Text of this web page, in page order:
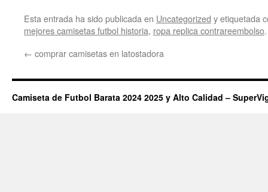
Esta entrada ha sido publicada en Uncategorized y etiquetada
mejores camisetas futbol historia, ropa replica contrareembolso
← comprar camisetas en latostadora
Camiseta de Futbol Barata 2024 2025 y Alto Calidad –